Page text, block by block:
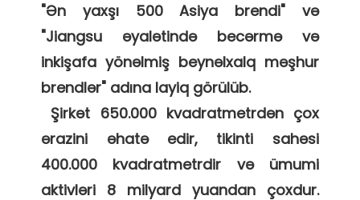
"Ən yaxşı 500 Asiya brendi" və
"Jiangsu əyalətində becərmə və
inkişafa yönəlmiş beynəlxalq məşhur
brendlər" adına layiq görülüb.
ərazini əhatə edir, tikinti sahəsi
400.000 kvadratmetrdir və ümumi
aktivləri 8 milyard yuandan çoxdur.